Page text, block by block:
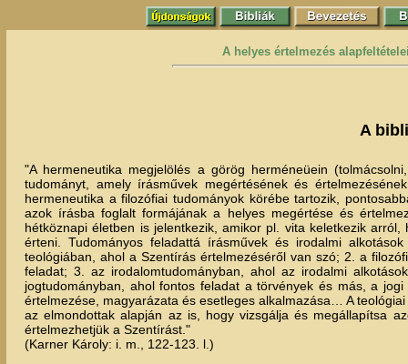
A helyes értelmezés
A
"A hermeneutika megjelölés a görög herméneüein
tudományt, amely írásművek megértésének és
hermeneutika a filozófiai tudományok körébe tartozik,
azok írásba foglalt formájának a helyes megértése és
hétköznapi életben is jelentkezik, amikor pl. vita keletkezik
érteni. Tudományos feladattá írásművek és irodalmi
teológiában, ahol a Szentírás értelmezéséről van szó; 2. a
feladat; 3. az irodalomtudományban, ahol az irodalmi
jogtudományban, ahol fontos feladat a törvények és más, a
értelmezése, magyarázata és esetleges alkalmazása… A
az elmondottak alapján az is, hogy vizsgálja és megállapítsa
értelmezhetjük a Szentírást."
(Karner Károly: i. m., 122-123. l.)